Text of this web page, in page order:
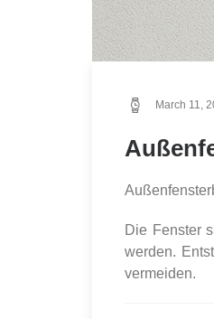
March 11,
Die Fenster
werden.
vermeiden.